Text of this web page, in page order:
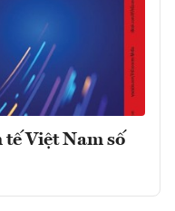
Việt Nam số